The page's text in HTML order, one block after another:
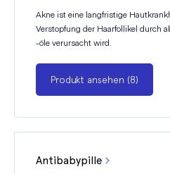
Akne ist eine langfristige
Verstopfung der Haarfollikel durch
-öle verursacht wird.
Produkt ansehen (8)
Antibabypille